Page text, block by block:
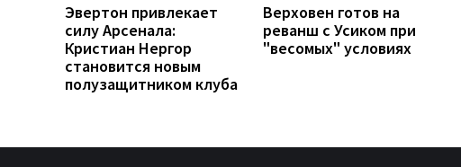
Эвертон привлекает
силу Арсенала:
Кристиан Нергор
становится новым
полузащитником клуба
Верховен готов на
реванш с Усиком при
"весомых" условиях